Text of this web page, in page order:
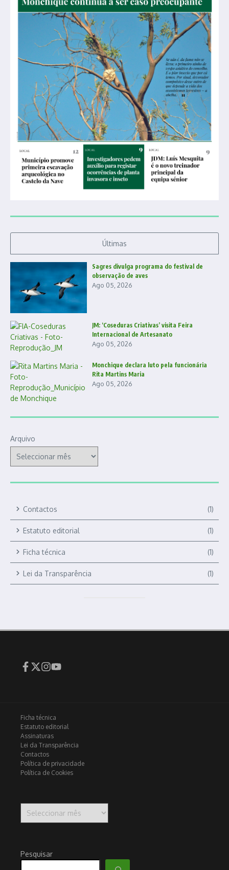
Últimas
Sagres divulga programa do festival de
observação de aves
Ago 05, 2026
JM: ‘Coseduras Criativas’ visita Feira
Internacional de Artesanato
Ago 05, 2026
Monchique declara luto pela funcionária
Rita Martins Maria
Ago 05, 2026
Arquivo
Contactos (1)
Estatuto editorial (1)
Ficha técnica (1)
Lei da Transparência (1)
Ficha técnica
Estatuto editorial
Assinaturas
Lei da Transparência
Contactos
Política de privacidade
Política de Cookies
Pesquisar